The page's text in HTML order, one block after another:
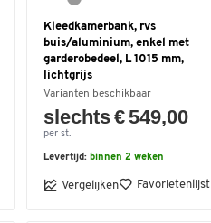
Kleedkamerbank, rvs
buis/aluminium, enkel met
garderobedeel, L 1015 mm,
lichtgrijs
Varianten beschikbaar
slechts € 549,00
per st.
Levertijd: binnen 2 weken
Vergelijken Favorietenlijst